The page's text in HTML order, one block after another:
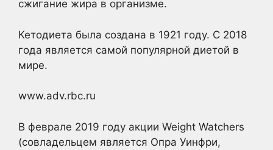
сжигание жира в организме.
Кетодиета была создана в 1921 году. С 2018
года является самой популярной диетой в
мире.
www.adv.rbc.ru
В феврале 2019 году акции Weight Watchers
(совладельцем является Опра Уинфри,